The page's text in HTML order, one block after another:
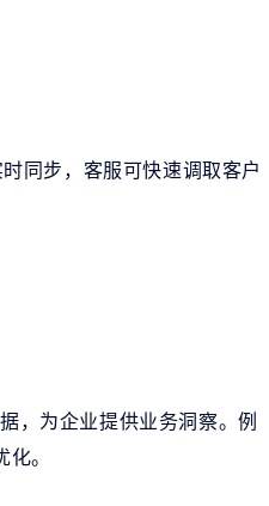
同步，客服可快速调取客户
，为企业提供业务洞察。例
。